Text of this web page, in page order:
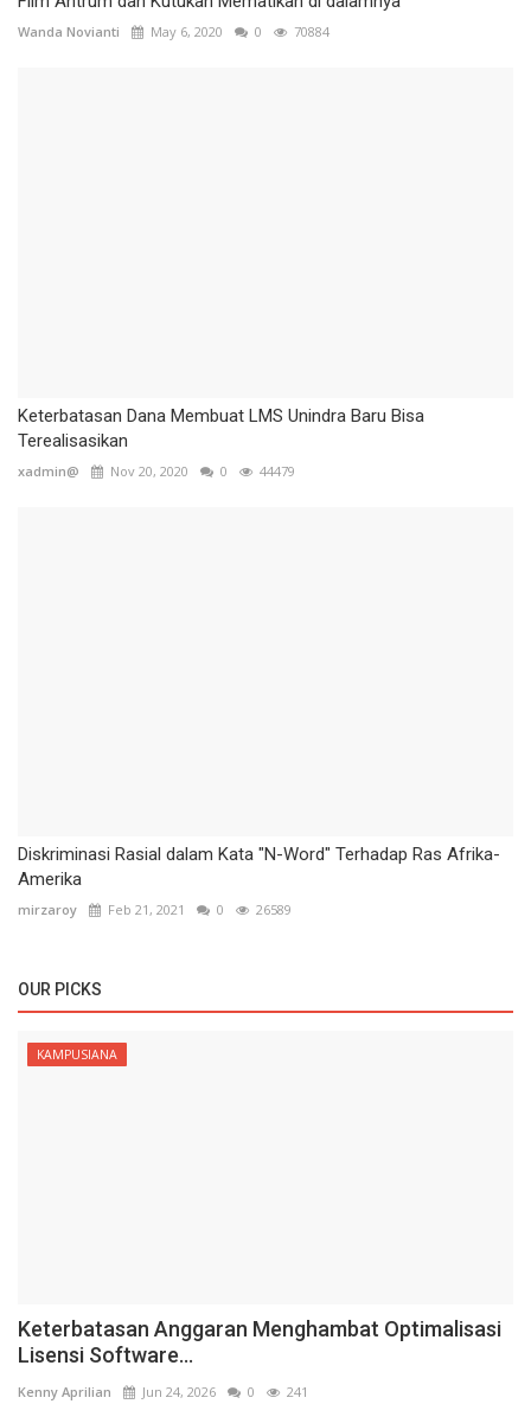
Wanda Novianti May 6, 2020 0 70884
Keterbatasan Dana Membuat LMS Unindra Baru Bisa
Terealisasikan
xadmin@ Nov 20, 2020 0 44479
Diskriminasi Rasial dalam Kata "N-Word" Terhadap Ras Afrika-
Amerika
mirzaroy Feb 21, 2021 0 26589
OUR PICKS
KAMPUSIANA
Keterbatasan Anggaran Menghambat Optimalisasi
Lisensi Software...
Kenny Aprilian Jun 24, 2026 0 241